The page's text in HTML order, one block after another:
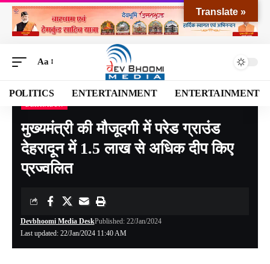
Aa
POLITICS ENTERTAINMENT ENTERTAINMENT
Devbhoomi Media >Blog >NATIONAL>UTTARAKHAND>DEHRADUN
मुख्यमंत्री की मौजूदगी में परेड ग्राउंड
देहरादून में 1.5 लाख से अधिक दीप किए
प्रज्वलित
Last updated: 22/Jan/2024 11:40 AM
Devbhoomi Media DeskPublished: 22/Jan/2024
Translate »